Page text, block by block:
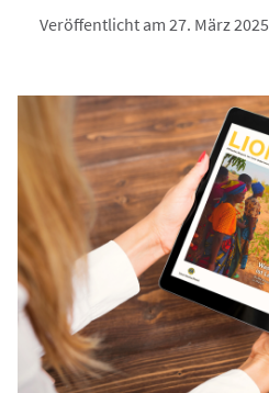
Veröffentlicht am 27. März 2025